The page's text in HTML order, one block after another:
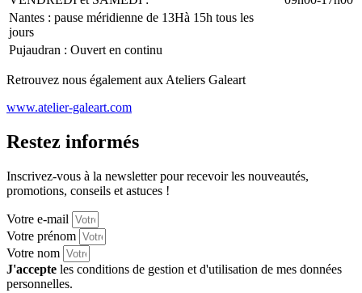
Nantes : pause méridienne de 13Hà 15h tous les
jours
Pujaudran : Ouvert en continu
Retrouvez nous également aux Ateliers Galeart
www.atelier-galeart.com
Restez informés
Inscrivez-vous à la newsletter pour recevoir les nouveautés,
promotions, conseils et astuces !
Votre e-mail
Votre prénom
Votre nom
J'accepte les conditions de gestion et d'utilisation de mes données
personnelles.